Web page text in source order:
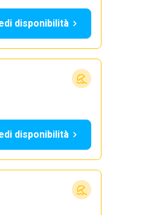
disponibilità
disponibilità